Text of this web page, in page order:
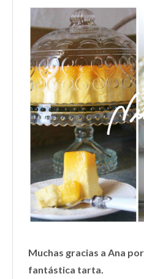
Muchas gracias a Ana
fantástica tarta.